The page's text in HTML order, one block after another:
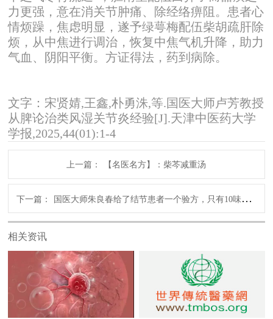
力更强，意在消关节肿痛、除经络痹阻。患者心
情烦躁，焦虑明显，遂予绿萼梅配伍柴胡疏肝除
烦，从中焦进行调治，恢复中焦气机升降，助力
气血、阴阳平衡。方证得法，药到病除。
文字：宋贤婧,王鑫,朴勇洙,等.国医大师卢芳教授
从脾论治类风湿关节炎经验[J].天津中医药大学
学报,2025,44(01):1-4
上一篇： 【名医名方】：柴芩减重汤
下一篇： 国医大师朱良春给了结节患者一个验方，只有10味药，已救了很多人，尤其是女性。
相关资讯